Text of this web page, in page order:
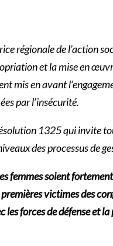
régionale de l’action
et la mise en
mis en avant
par l’insécurité.
1325 qui invite
des processus de
femmes soient
victimes des
forces de défense et